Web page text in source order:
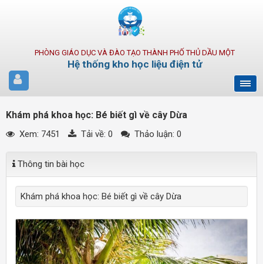
PHÒNG GIÁO DỤC VÀ ĐÀO TẠO THÀNH PHỐ THỦ DẦU MỘT
Hệ thống kho học liệu điện tử
Khám phá khoa học: Bé biết gì về cây Dừa
Xem: 7451 Tải về: 0 Thảo luận: 0
Thông tin bài học
Khám phá khoa học: Bé biết gì về cây Dừa